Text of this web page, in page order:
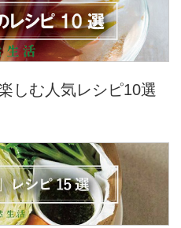
しむ人気レシピ10選